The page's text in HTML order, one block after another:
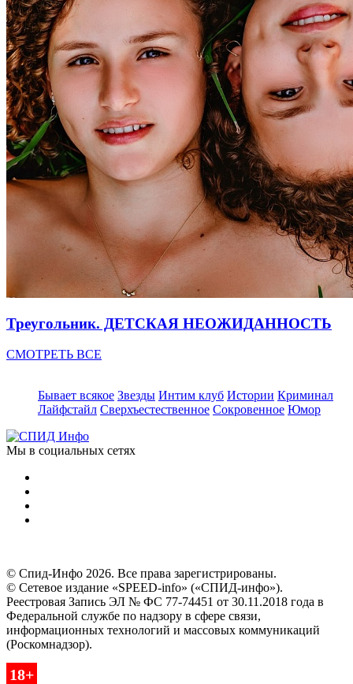
Треугольник. ДЕТСКАЯ НЕОЖИДАННОСТЬ
СМОТРЕТЬ ВСЕ
Бывает всякое Звезды Интим клуб Истории Криминал
Лайфстайл Сверхъестественное Сокровенное Юмор
Мы в социальных сетях
© Спид-Инфо 2026. Все права зарегистрированы.
© Сетевое издание «SPEED-info» («СПИД-инфо»).
Реестровая Запись ЭЛ № ФС 77-74451 от 30.11.2018 года в
Федеральной службе по надзору в сфере связи,
информационных технологий и массовых коммуникаций
(Роскомнадзор).
18+